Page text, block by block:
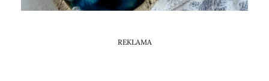
REKLAMA